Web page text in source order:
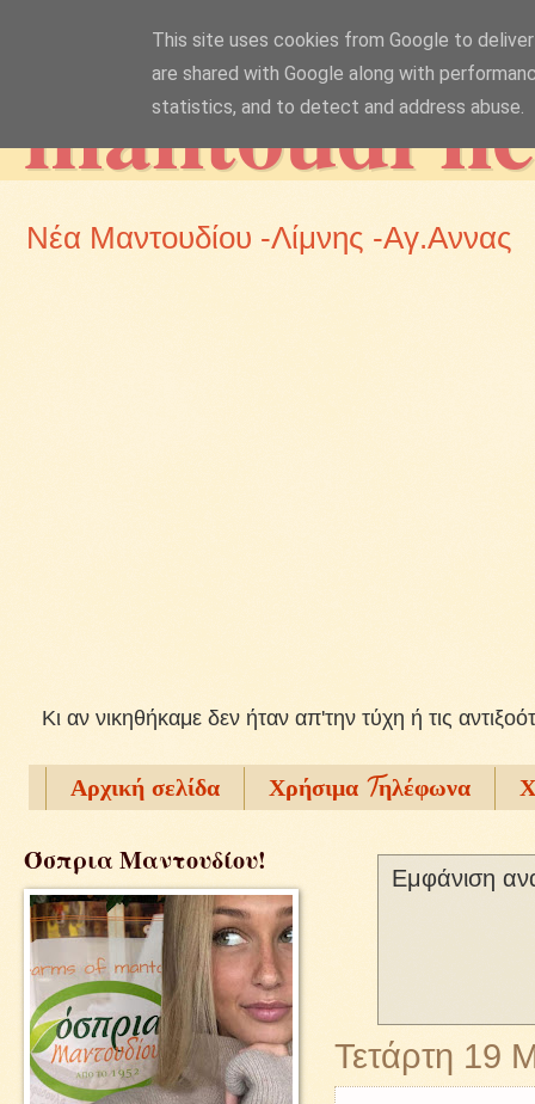
mantoudi
Νέα Μαντουδίου -Λίμνης -Αγ.Αννας
Kι αν νικηθήκαμε δεν ήταν απ'την τύχη ή τις
Αρχική σελίδα Χρήσιμα Tηλέφωνα
Εμφάνιση
Τετάρτη 19
Όσπρια Μαντουδίου!
This site uses cookies from Google to
are shared with Google along with
statistics, and to detect and address abuse.